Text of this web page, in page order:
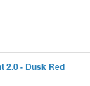
2.0 - Dusk Red